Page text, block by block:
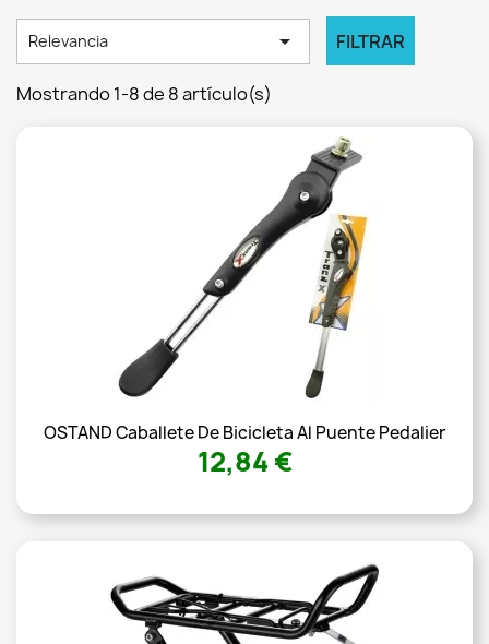
Relevancia  FILTRAR
Mostrando 1-8 de 8 artículo(s)
OSTAND Caballete De Bicicleta Al Puente Pedalier
12,84 €